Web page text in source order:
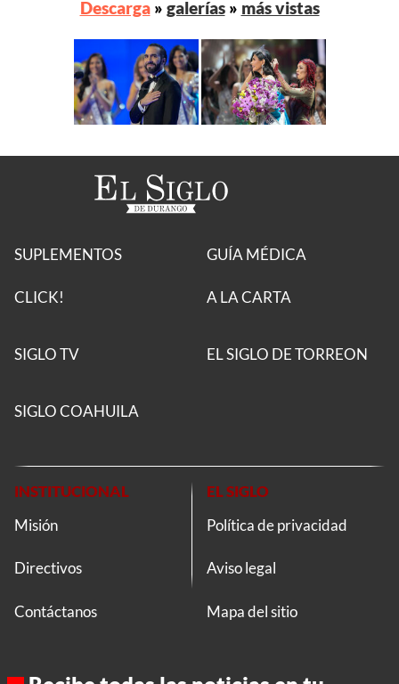
Descarga» galerías» más vistas
SUPLEMENTOS
CLICK!
GUÍA MÉDICA
A LA CARTA
SIGLO TV EL SIGLO DE TORREON
SIGLO COAHUILA
INSTITUCIONAL
Misión
Directivos
Contáctanos
EL SIGLO
Política de privacidad
Aviso legal
Mapa del sitio